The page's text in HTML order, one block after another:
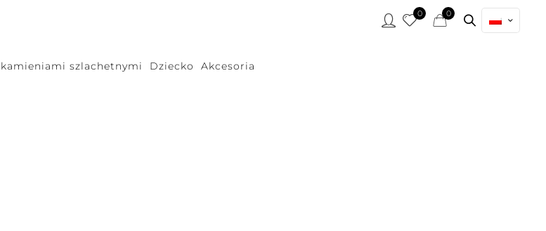
szlachetnymi Dziecko Akcesoria
0 0